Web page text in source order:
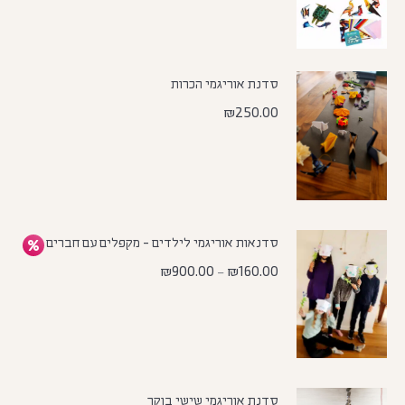
סדנת אוריגמי הכרות
₪250.00
סדנאות אוריגמי לילדים - מקפלים עם חברים
₪160.00
–
₪900.00
סדנת אוריגמי שישי בוקר